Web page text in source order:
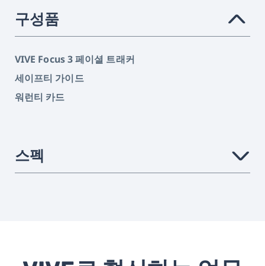
구성품 ›
VIVE Focus 3 페이셜 트래커
세이프티 가이드
워런티 카드
스펙 ›
대각선 시야각 151°